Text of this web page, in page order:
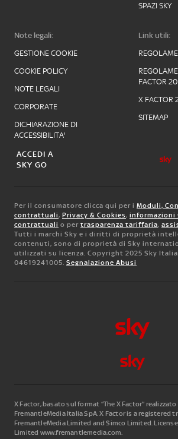
SPAZI SKY
Note legali:
GESTIONE COOKIE
COOKIE POLICY
NOTE LEGALI
CORPORATE
DICHIARAZIONE DI
ACCESSIBILITA'
Link utili:
FACTOR
X FACTOR
SITEMAP
ACCEDI A
SKY GO
Per il consumatore clicca qui per i Moduli,
contrattuali, Privacy & Cookies, informazioni
contrattuali o per trasparenza tariffaria,
Tutti i marchi Sky e i diritti di proprietà
contenuti, sono di proprietà di Sky
utilizzati su licenza. Copyright 2025 Sky Italia
04619241005. Segnalazione Abusi
X Factor, basato sul format “The X Factor” realizzato
FremantleMedia Italia SpA.X Factor is a registered
FremantleMedia Limited and Simco Limited.
Limited www.fremantlemedia.com.